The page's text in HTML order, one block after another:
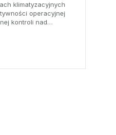
klimatyzacyjnych
operacyjnej
kontroli nad
zarządzać